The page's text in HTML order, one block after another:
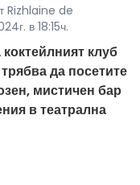
Rizhlaine de
в 18:15ч.
клуб
да посетите
мистичен бар
в театрална